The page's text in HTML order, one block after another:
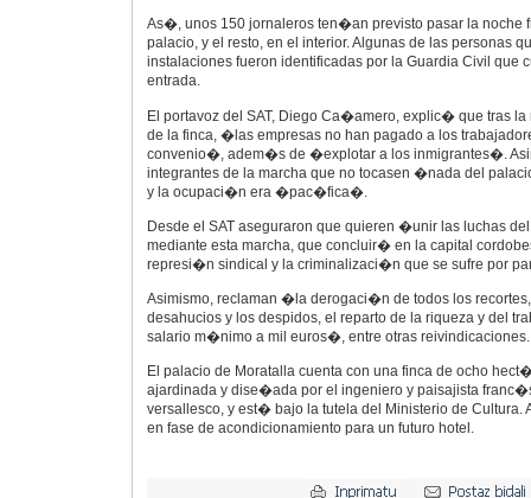
As�, unos 150 jornaleros ten�an previsto pasar la noche
palacio, y el resto, en el interior. Algunas de las personas
instalaciones fueron identificadas por la Guardia Civil que
entrada.
El portavoz del SAT, Diego Ca�amero, explic� que tras
de la finca, �las empresas no han pagado a los
convenio�, adem�s de �explotar a los inmigrantes�.
integrantes de la marcha que no tocasen �nada del
y la ocupaci�n era �pac�fica�.
Desde el SAT aseguraron que quieren �unir las luchas
mediante esta marcha, que concluir� en la capital
represi�n sindical y la criminalizaci�n que se sufre por
Asimismo, reclaman �la derogaci�n de todos los
desahucios y los despidos, el reparto de la riqueza y del
salario m�nimo a mil euros�, entre otras reivindicaciones.
El palacio de Moratalla cuenta con una finca de ocho
ajardinada y dise�ada por el ingeniero y paisajista
versallesco, y est� bajo la tutela del Ministerio de Cultura.
en fase de acondicionamiento para un futuro hotel.